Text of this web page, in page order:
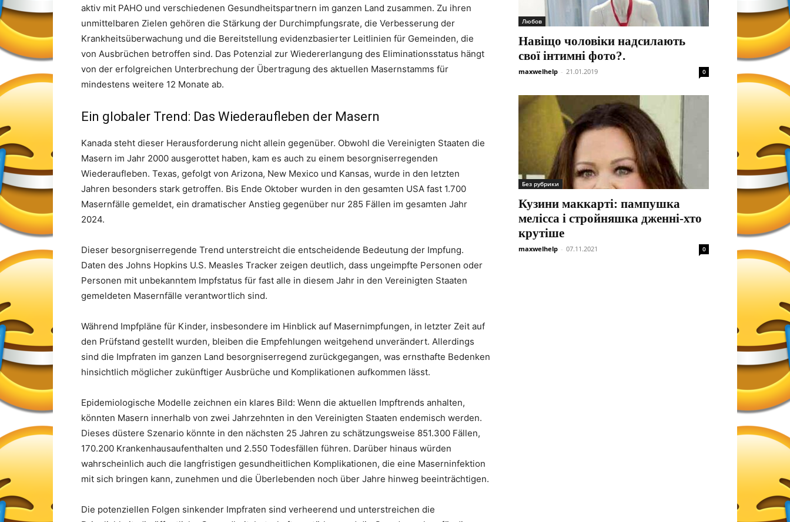
aktiv mit PAHO und verschiedenen Gesundheitspartnern im ganzen Land zusammen. Zu ihren
unmittelbaren Zielen gehören die Stärkung der Durchimpfungsrate, die Verbesserung der
Krankheitsüberwachung und die Bereitstellung evidenzbasierter Leitlinien für Gemeinden, die
von Ausbrüchen betroffen sind. Das Potenzial zur Wiedererlangung des Eliminationsstatus hängt
von der erfolgreichen Unterbrechung der Übertragung des aktuellen Masernstamms für
mindestens weitere 12 Monate ab.
Ein globaler Trend: Das Wiederaufleben der Masern
Kanada steht dieser Herausforderung nicht allein gegenüber. Obwohl die Vereinigten Staaten die
Masern im Jahr 2000 ausgerottet haben, kam es auch zu einem besorgniserregenden
Wiederaufleben. Texas, gefolgt von Arizona, New Mexico und Kansas, wurde in den letzten
Jahren besonders stark getroffen. Bis Ende Oktober wurden in den gesamten USA fast 1.700
Masernfälle gemeldet, ein dramatischer Anstieg gegenüber nur 285 Fällen im gesamten Jahr
2024.
Dieser besorgniserregende Trend unterstreicht die entscheidende Bedeutung der Impfung.
Daten des Johns Hopkins U.S. Measles Tracker zeigen deutlich, dass ungeimpfte Personen oder
Personen mit unbekanntem Impfstatus für fast alle in diesem Jahr in den Vereinigten Staaten
gemeldeten Masernfälle verantwortlich sind.
Während Impfpläne für Kinder, insbesondere im Hinblick auf Masernimpfungen, in letzter Zeit auf
den Prüfstand gestellt wurden, bleiben die Empfehlungen weitgehend unverändert. Allerdings
sind die Impfraten im ganzen Land besorgniserregend zurückgegangen, was ernsthafte Bedenken
hinsichtlich möglicher zukünftiger Ausbrüche und Komplikationen aufkommen lässt.
Epidemiologische Modelle zeichnen ein klares Bild: Wenn die aktuellen Impftrends anhalten,
könnten Masern innerhalb von zwei Jahrzehnten in den Vereinigten Staaten endemisch werden.
Dieses düstere Szenario könnte in den nächsten 25 Jahren zu schätzungsweise 851.300 Fällen,
170.200 Krankenhausaufenthalten und 2.550 Todesfällen führen. Darüber hinaus würden
wahrscheinlich auch die langfristigen gesundheitlichen Komplikationen, die eine Maserninfektion
mit sich bringen kann, zunehmen und die Überlebenden noch über Jahre hinweg beeinträchtigen.
Die potenziellen Folgen sinkender Impfraten sind verheerend und unterstreichen die
Любов
Навіщо чоловіки надсилають
свої інтимні фото?.
maxwelhelp - 21.01.2019 0
Без рубрики
Кузини маккарті: пампушка
мелісса і стройняшка дженні-хто
крутіше
maxwelhelp - 07.11.2021 0